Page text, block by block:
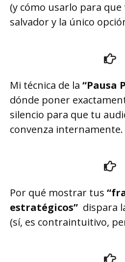
(y cómo usarlo para que
salvador y la único
Mi técnica de la “Pausa
dónde poner
silencio para que tu
convenza internamente.
Por qué mostrar tus
estratégicos” dispara
(sí, es contraintuitivo,